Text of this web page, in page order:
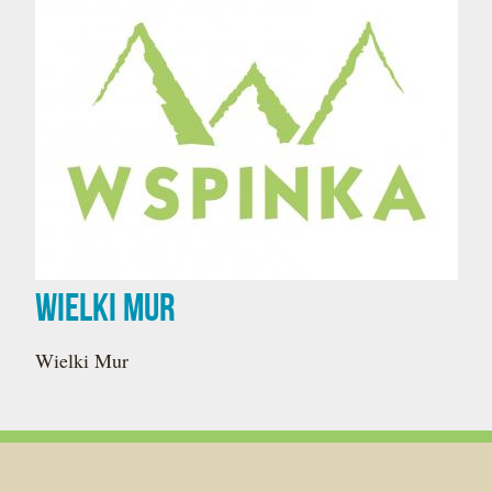
Wielki Mur
Wielki Mur